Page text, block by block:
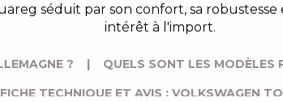
séduit par son confort, sa robustesse
intérêt à l'import.
? | QUELS SONT LES MODÈLES
FICHE TECHNIQUE ET AVIS : VOLKSWAGEN